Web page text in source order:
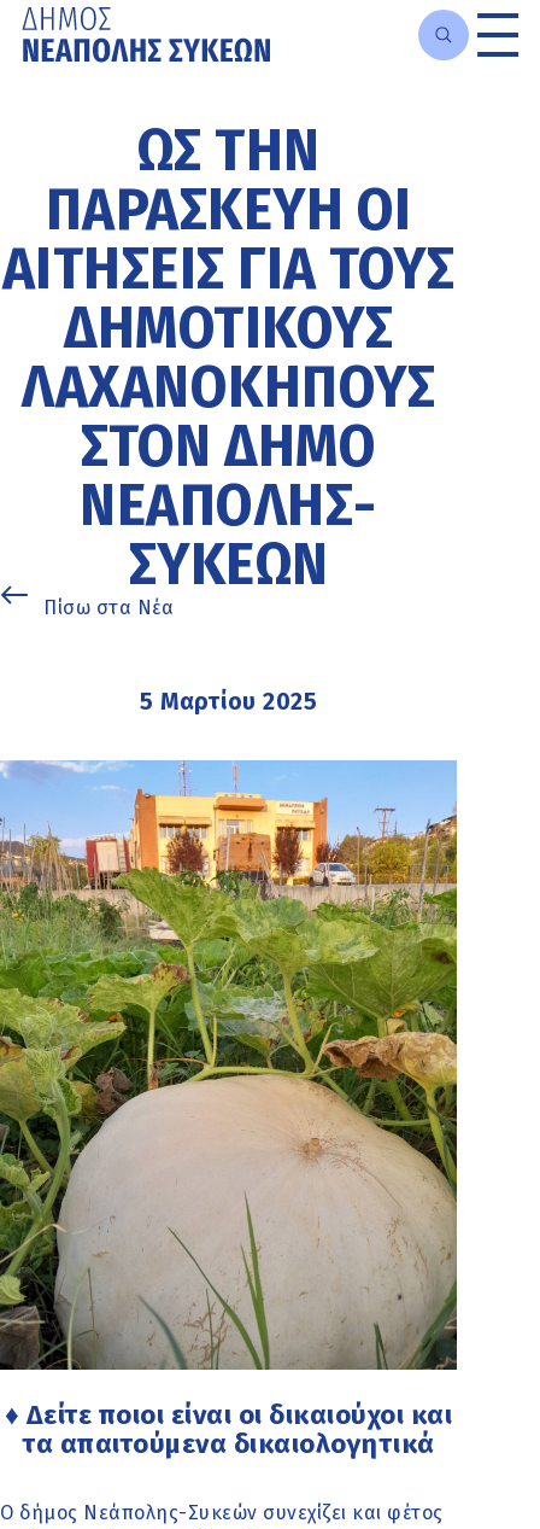
ΩΣ ΤΗΝ
ΠΑΡΑΣΚΕΥΉ ΟΙ
ΑΙΤΉΣΕΙΣ ΓΙΑ ΤΟΥΣ
ΔΗΜΟΤΙΚΟΎΣ
ΛΑΧΑΝΌΚΗΠΟΥΣ
ΣΤΟΝ ΔΉΜΟ
ΝΕΆΠΟΛΗΣ-
ΣΥΚΕΏΝ
Πίσω στα Νέα
5 Μαρτίου 2025
♦ Δείτε ποιοι είναι οι δικαιούχοι και
τα απαιτούμενα δικαιολογητικά
Ο δήμος Νεάπολης-Συκεών συνεχίζει και φέτος